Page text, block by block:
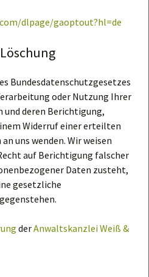
dlpage/gaoptout?hl=de
Bundesdatenschutzgesetzes
oder Nutzung Ihrer
und deren Berichtigung,
Widerruf einer erteilten
uns wenden. Wir weisen
auf Berichtigung falscher
Daten zusteht,
gesetzliche
derAnwaltskanzlei Weiß &